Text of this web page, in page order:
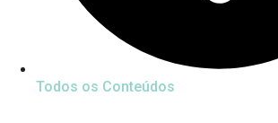
Todos os Conteúdos